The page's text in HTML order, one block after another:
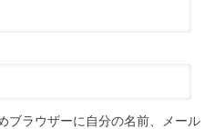
ブラウザーに自分の名前、メール